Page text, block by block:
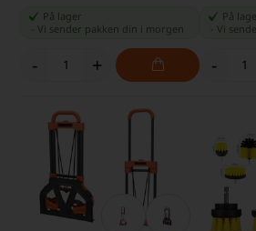
På lager
-Vi sender pakken din i morgen
- +
På
Vi
-